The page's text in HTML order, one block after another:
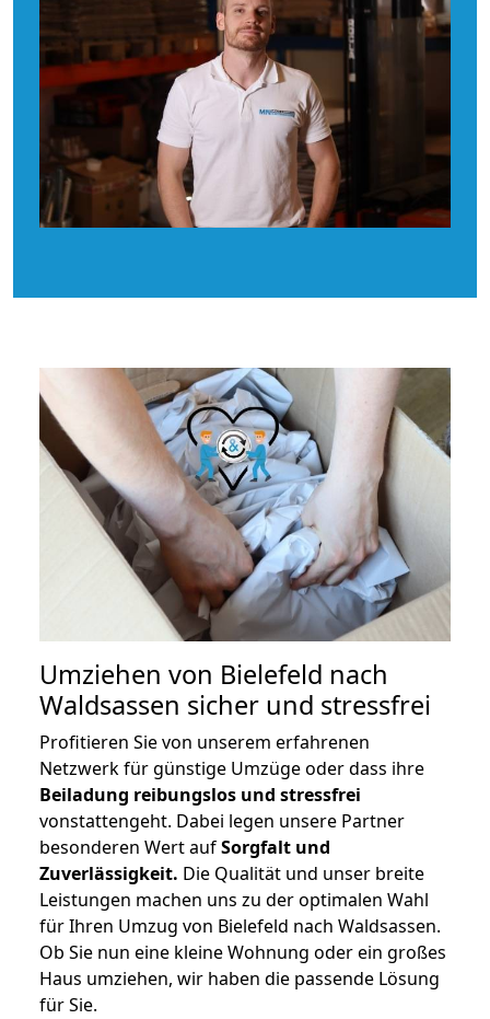
Umziehen von Bielefeld nach
Waldsassen sicher und stressfrei
Profitieren Sie von unserem erfahrenen
Netzwerk für günstige Umzüge oder dass ihre
Beiladung reibungslos und stressfrei
vonstattengeht. Dabei legen unsere Partner
besonderen Wert aufSorgfalt und
Zuverlässigkeit. Die Qualität und unser breite
Leistungen machen uns zu der optimalen Wahl
für Ihren Umzug von Bielefeld nach Waldsassen.
Ob Sie nun eine kleine Wohnung oder ein großes
Haus umziehen, wir haben die passende Lösung
für Sie.